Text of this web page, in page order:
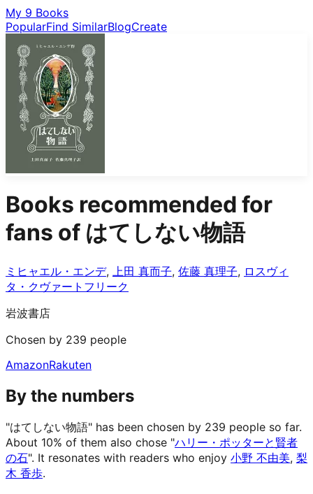
My 9 Books
PopularFind SimilarBlogCreate
Books recommended for
fans of はてしない物語
ミヒャエル・エンデ, 上田 真而子, 佐藤 真理子, ロスヴィ
タ・クヴァートフリーク
岩波書店
Chosen by 239 people
AmazonRakuten
By the numbers
"はてしない物語" has been chosen by 239 people so far.
About 10% of them also chose "ハリー・ポッターと賢者
の石". It resonates with readers who enjoy 小野 不由美, 梨
木 香歩.